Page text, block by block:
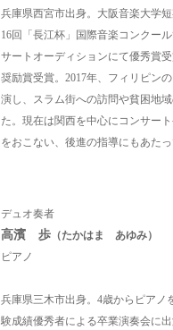
兵庫県西宮市出身。大阪音楽大学
16回「長江杯」国際音楽コンクー
サートオーディションにて優秀賞
奨励賞受賞。2017年、フィリピン
演し、スラム街への訪問や貧困地
た。現在は関西を中心にコンサー
をおこない、後進の指導にもあたっ
デュオ奏者
高濱 歩 （たかはま あゆみ）
ピアノ
兵庫県三木市出身。4歳からピアノ
験成績優秀者による卒業演奏会に